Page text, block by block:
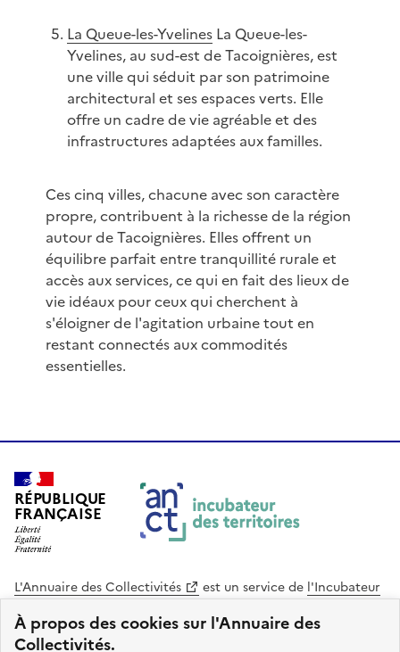
À propos des cookies sur l'Annuaire des
Collectivités.
La Queue-les-YvelinesLa Queue-les-
Yvelines, au sud-est de Tacoignières, est
une ville qui séduit par son patrimoine
architectural et ses espaces verts. Elle
offre un cadre de vie agréable et des
infrastructures adaptées aux familles.
Ces cinq villes, chacune avec son caractère
propre, contribuent à la richesse de la région
autour de Tacoignières. Elles offrent un
équilibre parfait entre tranquillité rurale et
accès aux services, ce qui en fait des lieux de
vie idéaux pour ceux qui cherchent à
s'éloigner de l'agitation urbaine tout en
restant connectés aux commodités
essentielles.
RÉPUBLIQUE
FRANÇAISE
L'Annuaire des Collectivités est un service de l'Incubateur
des Territoires
Cohésion des Territoires
. Le code source de ce site web